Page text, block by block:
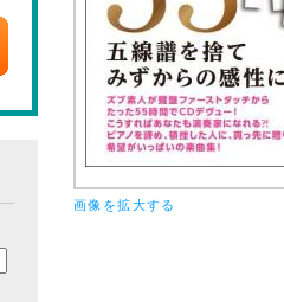
画像を拡大する